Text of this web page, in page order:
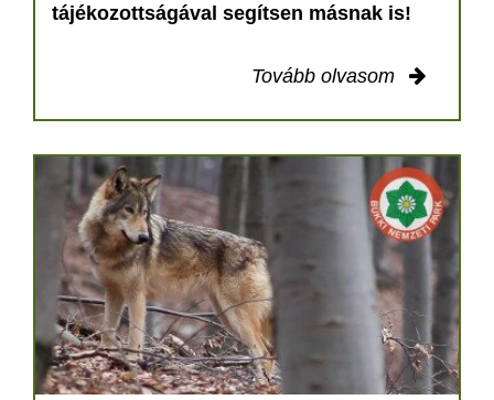
tájékozottságával segítsen másnak is!
Tovább olvasom